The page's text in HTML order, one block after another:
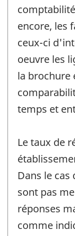
encore, les
ceux-ci
oeuvre les
la brochure
temps et
Le taux de
Dans le
sont pas
réponses
comme